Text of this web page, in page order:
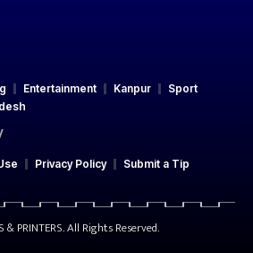
Entertainment Kanpur
Sport
Privacy Policy Submit a Tip
PRINTERS. All Rights Reserved.